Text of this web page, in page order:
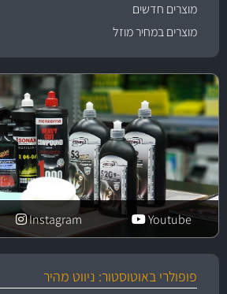
מוצרים חדשים
מוצרים במחיר מוזל
Youtube
Instagram
פופולרי באוטוסטור: ניווט מהיר